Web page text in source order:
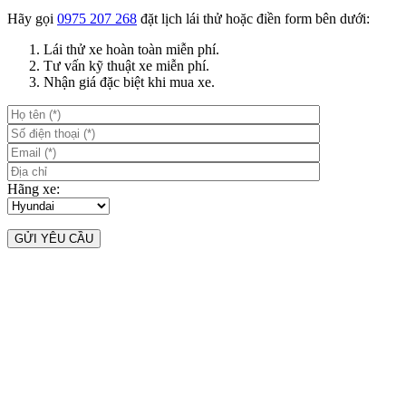
Hãy gọi 0975 207 268 đặt lịch lái thử hoặc điền form bên dưới:
Lái thử xe hoàn toàn miễn phí.
Tư vấn kỹ thuật xe miễn phí.
Nhận giá đặc biệt khi mua xe.
Hãng xe: